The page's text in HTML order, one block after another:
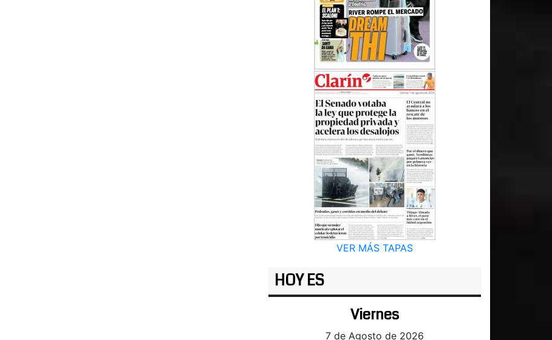
VER MÁS TAPAS
HOY ES
Viernes
7 de Agosto de 2026